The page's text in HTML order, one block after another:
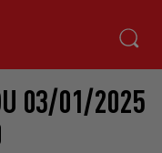
03/01/2025